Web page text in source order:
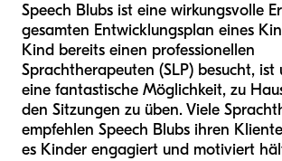
Speech Blubs ist eine wirkungsvolle
gesamten Entwicklungsplan eines
Kind bereits einen professionellen
Sprachtherapeuten (SLP) besucht, ist
eine fantastische Möglichkeit, zu
den Sitzungen zu üben. Viele
empfehlen Speech Blubs ihren
es Kinder engagiert und motiviert